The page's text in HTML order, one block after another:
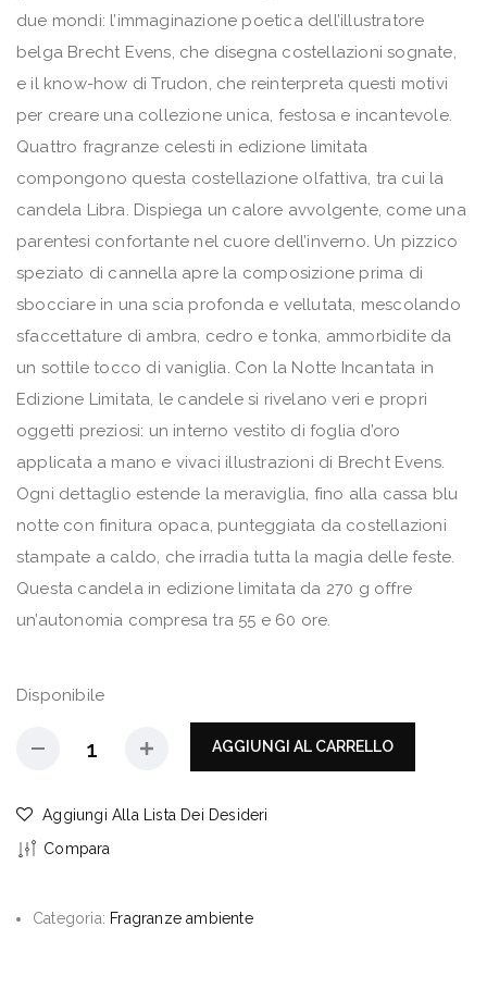
due mondi: l’immaginazione poetica dell’illustratore
belga Brecht Evens, che disegna costellazioni sognate,
e il know-how di Trudon, che reinterpreta questi motivi
per creare una collezione unica, festosa e incantevole.
Quattro fragranze celesti in edizione limitata
compongono questa costellazione olfattiva, tra cui la
candela Libra. Dispiega un calore avvolgente, come una
parentesi confortante nel cuore dell’inverno. Un pizzico
speziato di cannella apre la composizione prima di
sbocciare in una scia profonda e vellutata, mescolando
sfaccettature di ambra, cedro e tonka, ammorbidite da
un sottile tocco di vaniglia. Con la Notte Incantata in
Edizione Limitata, le candele si rivelano veri e propri
oggetti preziosi: un interno vestito di foglia d’oro
applicata a mano e vivaci illustrazioni di Brecht Evens.
Ogni dettaglio estende la meraviglia, fino alla cassa blu
notte con finitura opaca, punteggiata da costellazioni
stampate a caldo, che irradia tutta la magia delle feste.
Questa candela in edizione limitata da 270 g offre
un’autonomia compresa tra 55 e 60 ore.
Disponibile
AGGIUNGI AL CARRELLO
Aggiungi Alla Lista Dei Desideri
Compara
Categoria: Fragranze ambiente